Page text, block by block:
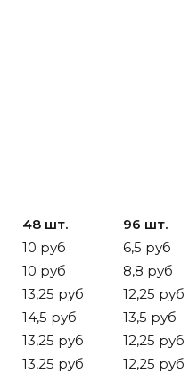
48 шт. 96 шт.
10 руб 6,5 руб
10 руб 8,8 руб
13,25 руб 12,25 руб
14,5 руб 13,5 руб
13,25 руб 12,25 руб
13,25 руб 12,25 руб